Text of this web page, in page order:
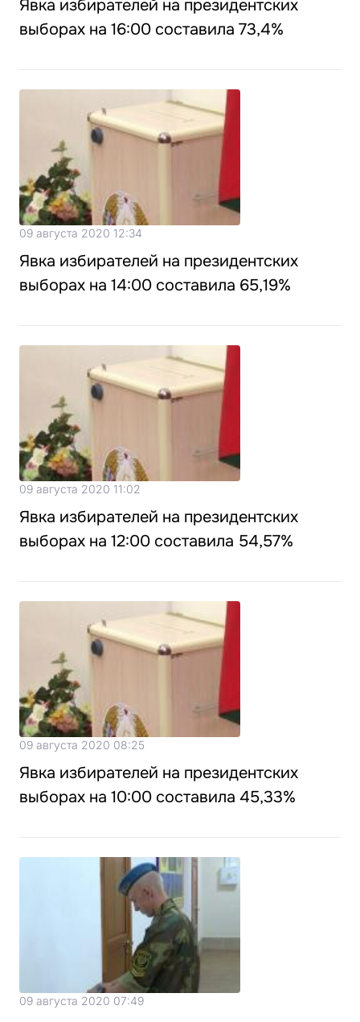
Явка избирателей на президентских
выборах на 16:00 составила 73,4%
09 августа 2020 12:34
Явка избирателей на президентских
выборах на 14:00 составила 65,19%
09 августа 2020 11:02
Явка избирателей на президентских
выборах на 12:00 составила 54,57%
09 августа 2020 08:25
Явка избирателей на президентских
выборах на 10:00 составила 45,33%
09 августа 2020 07:49